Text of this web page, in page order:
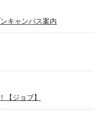
キャンパス案内
【ジョブ】